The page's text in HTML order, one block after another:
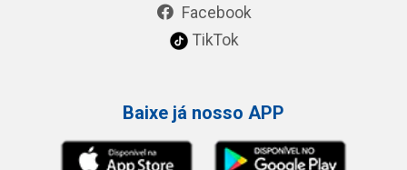
Facebook
TikTok
Baixe já nosso APP